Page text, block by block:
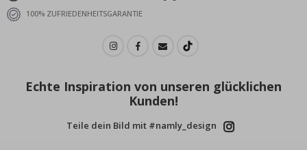
100% ZUFRIEDENHEITSGARANTIE
Echte Inspiration von unseren glücklichen
Kunden!
Teile dein Bild mit #namly_design